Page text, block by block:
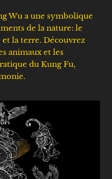
Wu a une symbolique
de la nature: le
et la terre. Découvrez
animaux et les
du Kung Fu,